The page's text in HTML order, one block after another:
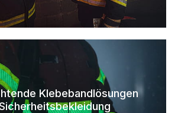
Klebebandlösungen